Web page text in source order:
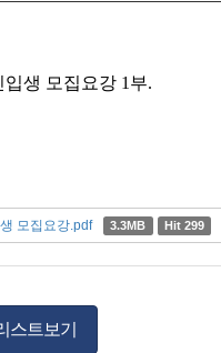
생 모집요강 1부.
모집요강.pdf 3.3MB Hit 299
스트보기